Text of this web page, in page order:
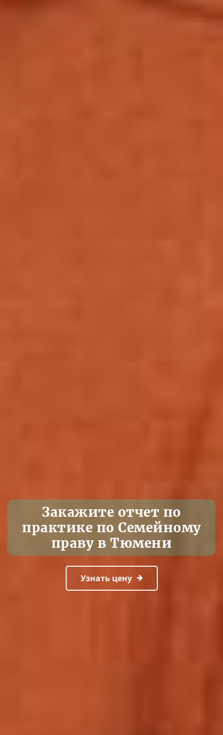
Закажите отчет по
практике по Семейному
праву в Тюмени
Узнать цену